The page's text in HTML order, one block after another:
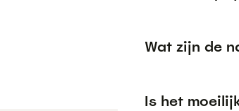
Wat zijn de
Is het